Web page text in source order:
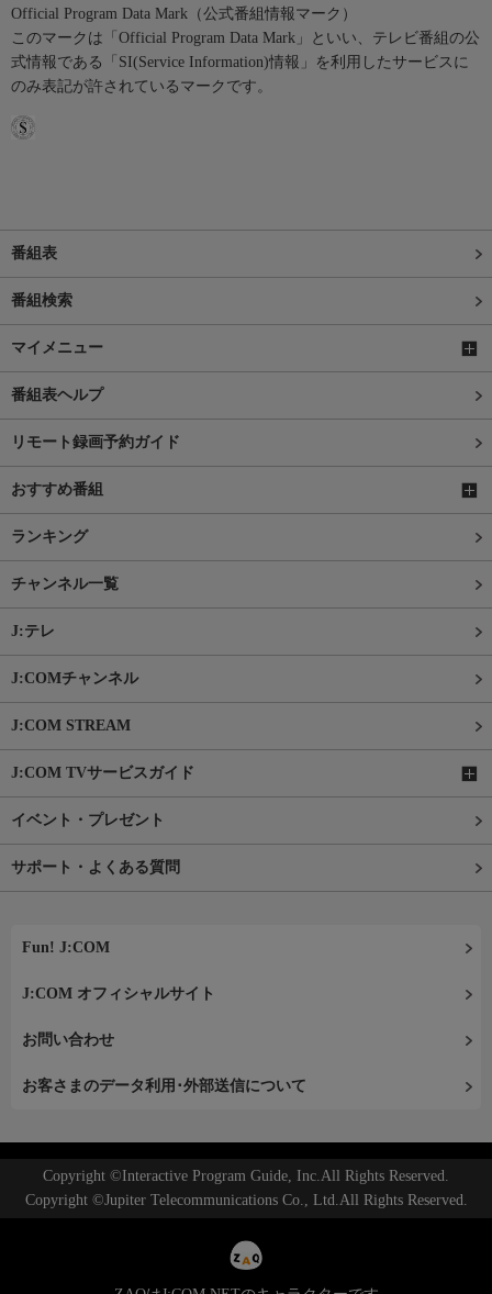
Official Program Data Mark（公式番組情報マーク）
このマークは「Official Program Data Mark」といい、テレビ番組の公
式情報である「SI(Service Information)情報」を利用したサービスに
のみ表記が許されているマークです。
番組表
番組検索
マイメニュー
番組表ヘルプ
リモート録画予約ガイド
おすすめ番組
ランキング
チャンネル一覧
J:テレ
J:COMチャンネル
J:COM STREAM
J:COM TVサービスガイド
イベント・プレゼント
サポート・よくある質問
Fun! J:COM
J:COM オフィシャルサイト
お問い合わせ
お客さまのデータ利用･外部送信について
Copyright ©Interactive Program Guide, Inc.All Rights Reserved.
Copyright ©Jupiter Telecommunications Co., Ltd.All Rights Reserved.